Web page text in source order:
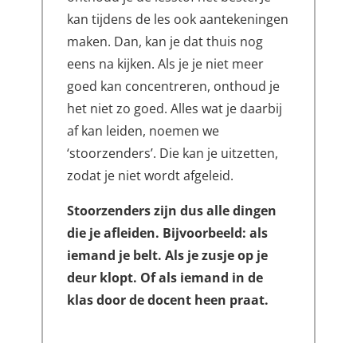
kan tijdens de les ook aantekeningen
maken. Dan, kan je dat thuis nog
eens na kijken. Als je je niet meer
goed kan concentreren, onthoud je
het niet zo goed. Alles wat je daarbij
af kan leiden, noemen we
‘stoorzenders’. Die kan je uitzetten,
zodat je niet wordt afgeleid.
Stoorzenders zijn dus alle dingen
die je afleiden. Bijvoorbeeld: als
iemand je belt. Als je zusje op je
deur klopt. Of als iemand in de
klas door de docent heen praat.